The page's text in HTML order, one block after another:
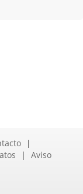
|
|
Aviso